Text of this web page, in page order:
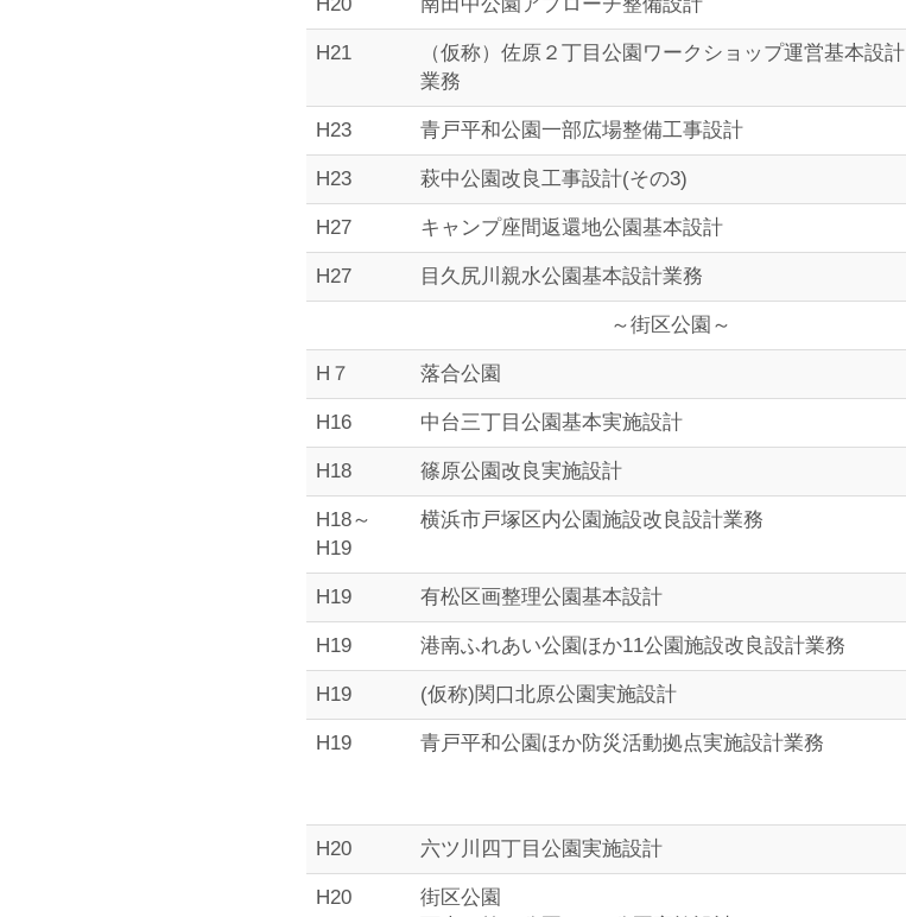
デ
ザ
イ
ン
コ
ン
サ
ル
H21
（仮称）佐原２丁目公園ワークショップ運営基本設計
業務
H23 青戸平和公園一部広場整備工事設計
H23 萩中公園改良工事設計(その3)
H27 キャンプ座間返還地公園基本設計
H27 目久尻川親水公園基本設計業務
～街区公園～
H７ 落合公園
H16 中台三丁目公園基本実施設計
H18 篠原公園改良実施設計
H18～
H19
横浜市戸塚区内公園施設改良設計業務
H19 有松区画整理公園基本設計
H19 港南ふれあい公園ほか11公園施設改良設計業務
H19 (仮称)関口北原公園実施設計
H19 青戸平和公園ほか防災活動拠点実施設計業務
H20 六ツ川四丁目公園実施設計
H20
街区公園